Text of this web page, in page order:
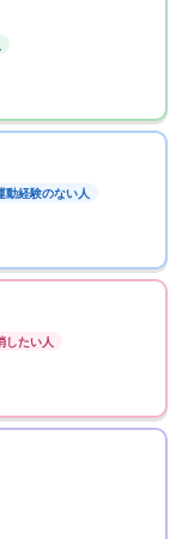
動経験のない人
したい人